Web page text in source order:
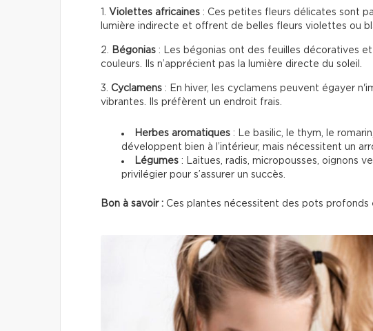
1. Violettes africaines : Ces petites fleurs délicates sont
lumière indirecte et offrent de belles fleurs violettes ou
2. Bégonias : Les bégonias ont des feuilles décoratives
couleurs. Ils n’apprécient pas la lumière directe du soleil.
3. Cyclamens : En hiver, les cyclamens peuvent égayer
vibrantes. Ils préfèrent un endroit frais.
Herbes aromatiques : Le basilic, le thym, le
développent bien à l’intérieur, mais nécessitent un
Légumes : Laitues, radis, micropousses, oignons
privilégier pour s’assurer un succès.
Bon à savoir : Ces plantes nécessitent des pots profonds